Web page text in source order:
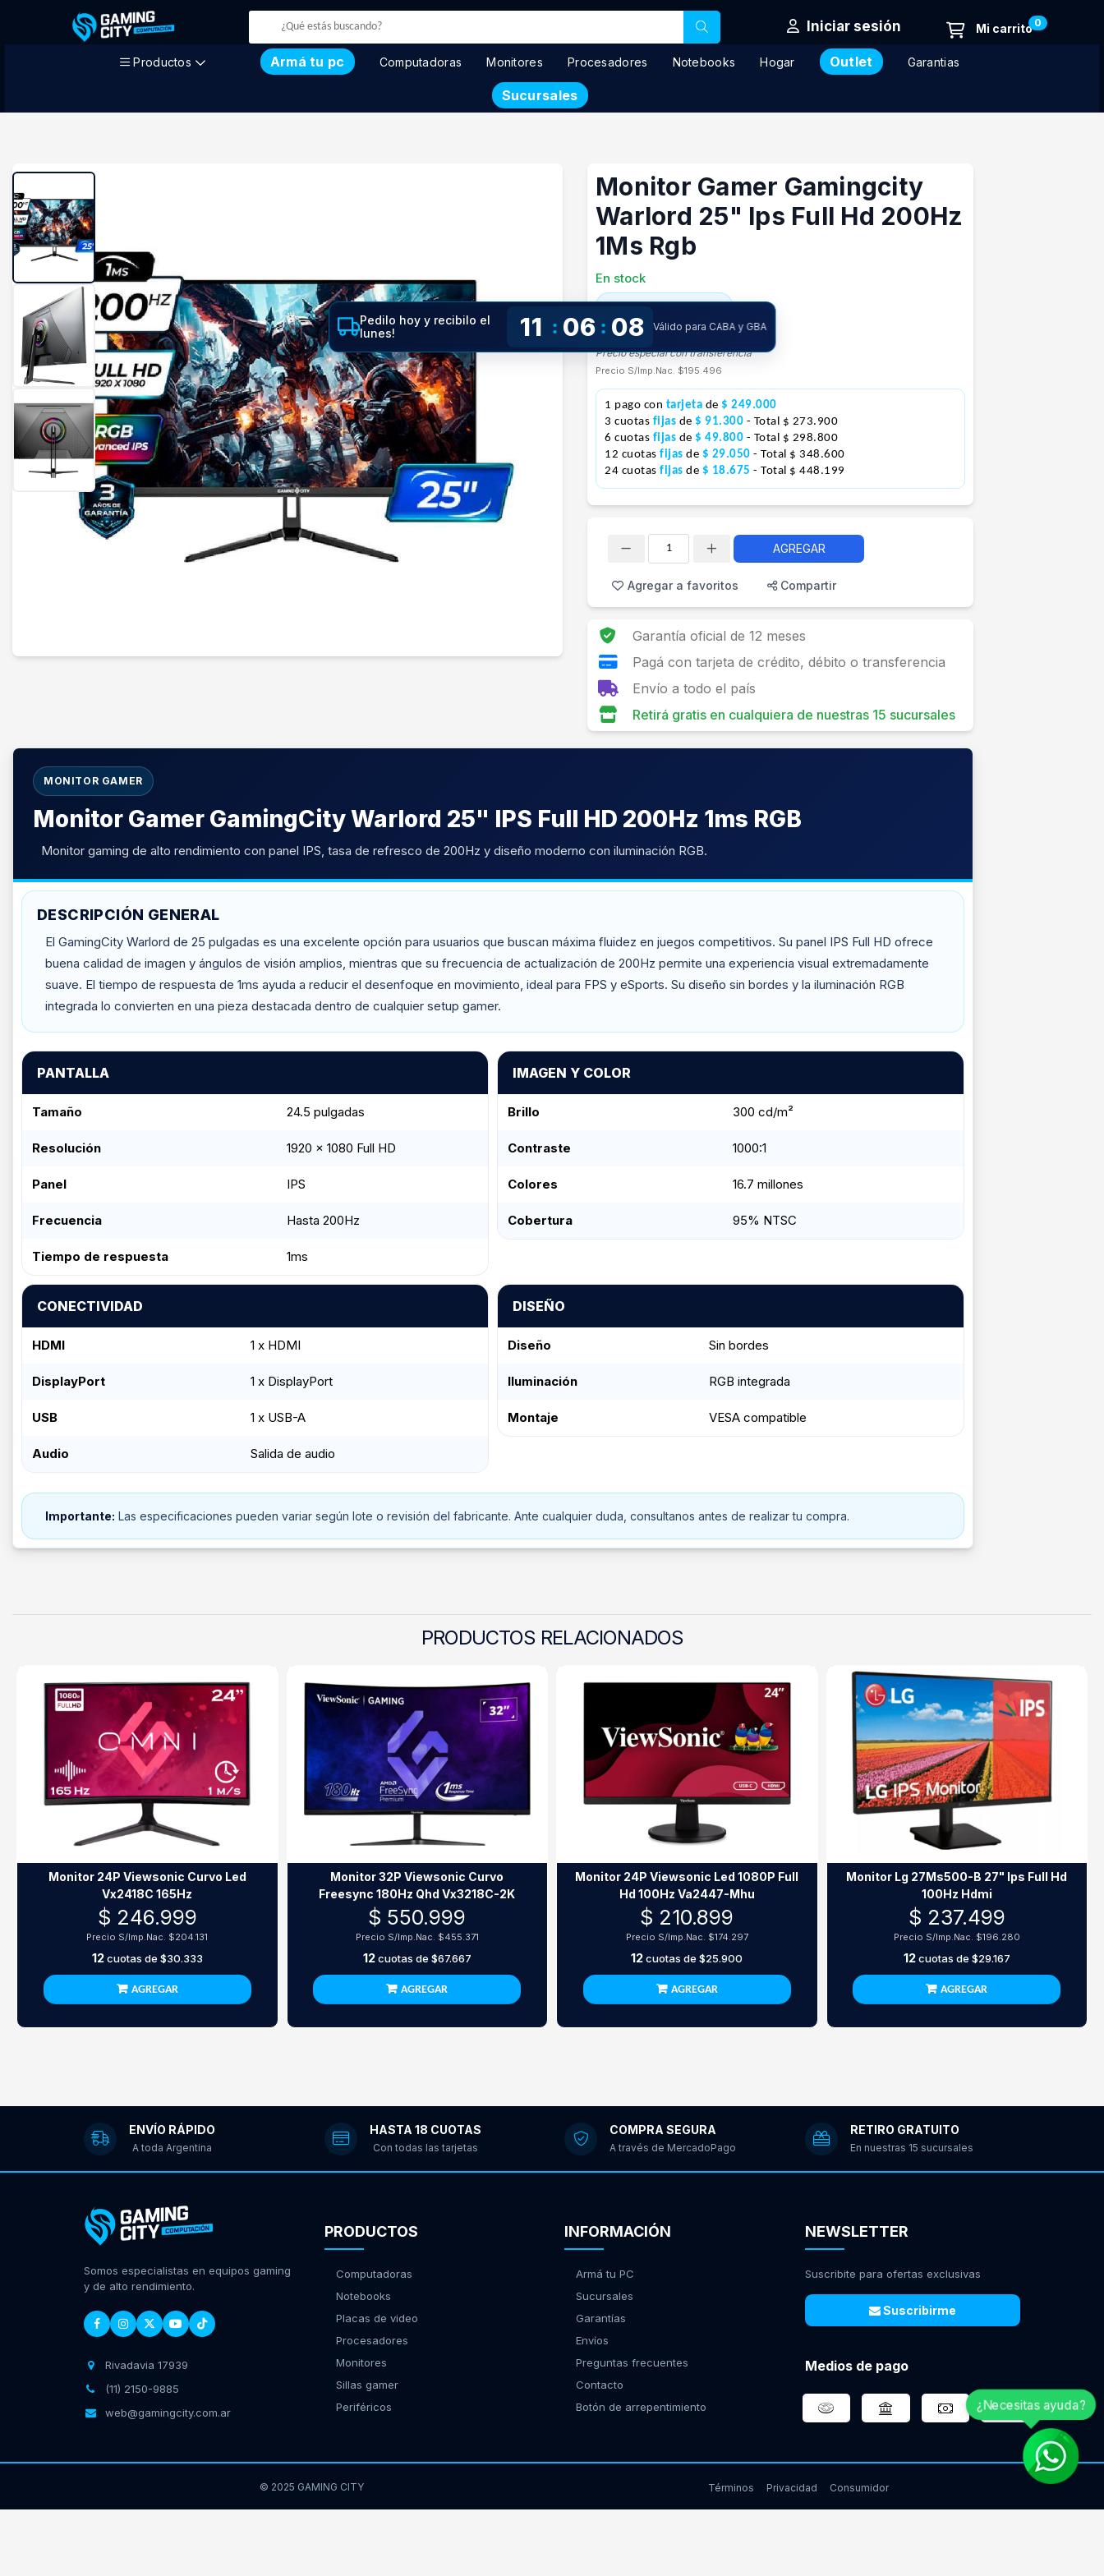
Iniciar sesión 0
Productos Armá tu pc Computadoras Monitores Procesadores Notebooks Hogar Outlet Garantias
Sucursales
Monitor Gamer Gamingcity
Warlord 25" Ips Full Hd 200Hz
1Ms Rgb
En stock
$ 236.550
Precio especial con transferencia
Precio S/Imp.Nac. $195.496
1 pago con tarjeta de $ 249.000
3 cuotas fijas de $ 91.300 - Total $ 273.900
6 cuotas fijas de $ 49.800 - Total $ 298.800
12 cuotas fijas de $ 29.050 - Total $ 348.600
24 cuotas fijas de $ 18.675 - Total $ 448.199
Pedilo hoy y recibilo el
lunes!
11 : 06 : 08 Válido para CABA y GBA
AGREGAR
Agregar a favoritos Compartir
Garantía oficial de 12 meses
Pagá con tarjeta de crédito, débito o transferencia
Envío a todo el país
Retirá gratis en cualquiera de nuestras 15 sucursales
MONITOR GAMER
Monitor Gamer GamingCity Warlord 25" IPS Full HD 200Hz 1ms RGB
Monitor gaming de alto rendimiento con panel IPS, tasa de refresco de 200Hz y diseño moderno con iluminación RGB.
DESCRIPCIÓN GENERAL
El GamingCity Warlord de 25 pulgadas es una excelente opción para usuarios que buscan máxima fluidez en juegos competitivos. Su panel IPS Full HD ofrece
buena calidad de imagen y ángulos de visión amplios, mientras que su frecuencia de actualización de 200Hz permite una experiencia visual extremadamente
suave. El tiempo de respuesta de 1ms ayuda a reducir el desenfoque en movimiento, ideal para FPS y eSports. Su diseño sin bordes y la iluminación RGB
integrada lo convierten en una pieza destacada dentro de cualquier setup gamer.
PANTALLA
Tamaño 24.5 pulgadas
Resolución 1920 x 1080 Full HD
Panel IPS
Frecuencia Hasta 200Hz
Tiempo de respuesta 1ms
IMAGEN Y COLOR
Brillo 300 cd/m²
Contraste 1000:1
Colores 16.7 millones
Cobertura 95% NTSC
CONECTIVIDAD
HDMI 1 x HDMI
DisplayPort 1 x DisplayPort
USB 1 x USB-A
Audio Salida de audio
DISEÑO
Diseño Sin bordes
Iluminación RGB integrada
Montaje VESA compatible
Importante: Las especificaciones pueden variar según lote o revisión del fabricante. Ante cualquier duda, consultanos antes de realizar tu compra.
PRODUCTOS RELACIONADOS
Monitor 24P Viewsonic Curvo Led
Vx2418C 165Hz
$ 246.999
Precio S/Imp.Nac. $204.131
12cuotas de $30.333
AGREGAR
Monitor 32P Viewsonic Curvo
Freesync 180Hz Qhd Vx3218C-2K
$ 550.999
Precio S/Imp.Nac. $455.371
12cuotas de $67.667
AGREGAR
Monitor 24P Viewsonic Led 1080P Full
Hd 100Hz Va2447-Mhu
$ 210.899
Precio S/Imp.Nac. $174.297
12cuotas de$25.900
AGREGAR
Monitor Lg 27Ms500-B 27" Ips Full Hd
100Hz Hdmi
$ 237.499
Precio S/Imp.Nac. $196.280
12cuotas de $29.167
AGREGAR
ENVÍO RÁPIDO
A toda Argentina
HASTA 18 CUOTAS
Con todas las tarjetas
COMPRA SEGURA
A través de MercadoPago
RETIRO GRATUITO
En nuestras 15 sucursales
Somos especialistas en equipos gaming
y de alto rendimiento.
Rivadavia 17939
(11) 2150-9885
web@gamingcity.com.ar
PRODUCTOS
Computadoras
Notebooks
Placas de video
Procesadores
Monitores
Sillas gamer
Periféricos
INFORMACIÓN
Armá tu PC
Sucursales
Garantías
Envíos
Preguntas frecuentes
Contacto
Botón de arrepentimiento
NEWSLETTER
Suscribite para ofertas exclusivas
Suscribirme
Medios de pago
© 2025 GAMING CITY Términos Privacidad Consumidor
¿Necesitas ayuda?